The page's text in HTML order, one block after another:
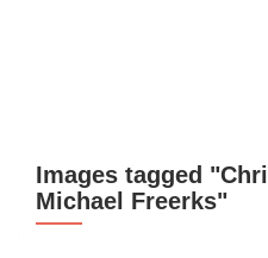
Images tagged
Michael Freerks"